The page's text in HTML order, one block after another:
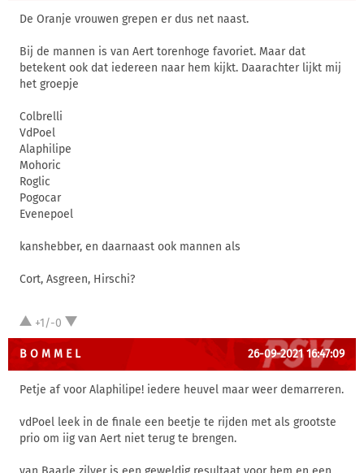
De Oranje vrouwen grepen er dus net naast.
Bij de mannen is van Aert torenhoge favoriet. Maar dat
betekent ook dat iedereen naar hem kijkt. Daarachter lijkt mij
het groepje
Colbrelli
VdPoel
Alaphilipe
Mohoric
Roglic
Pogocar
Evenepoel
kanshebber, en daarnaast ook mannen als
Cort, Asgreen, Hirschi?
+1/-0
B O M M E L 26-09-2021 16:47:09
Petje af voor Alaphilipe! iedere heuvel maar weer demarreren.
vdPoel leek in de finale een beetje te rijden met als grootste
prio om iig van Aert niet terug te brengen.